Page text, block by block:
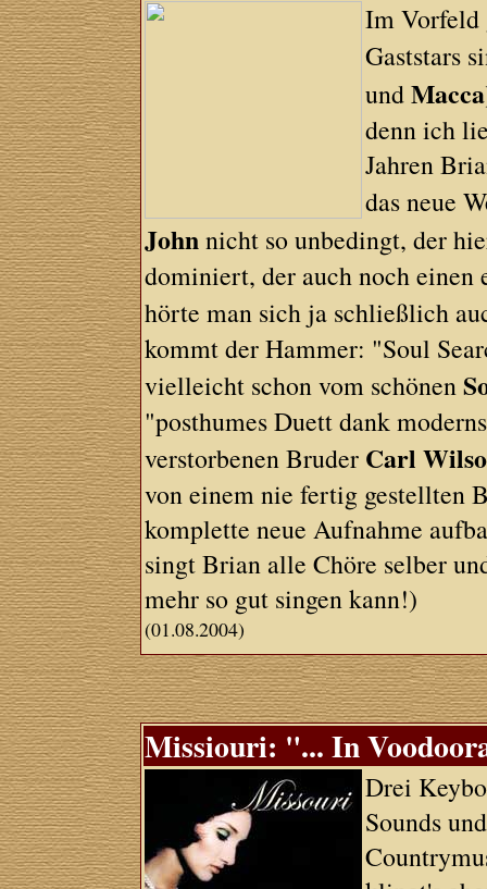
Im Vorfeld
Gaststars
undMacca
denn ich
Jahren
das neue
Johnnicht so unbedingt, der
dominiert, der auch noch einen
hörte man sich ja schließlich
kommt der Hammer: "Soul
vielleicht schon vom schönen
"posthumes Duett dank
verstorbenen Bruder Carl
von einem nie fertig gestellten
komplette neue Aufnahme
singt Brian alle Chöre selber
mehr so gut singen kann!)
(01.08.2004)
Missiouri: "... In
Drei
Sounds